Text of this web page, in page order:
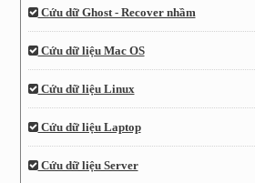
Cứu dữ Ghost - Recover nhầm
Cứu dữ liệu Mac OS
Cứu dữ liệu Linux
Cứu dữ liệu Laptop
Cứu dữ liệu Server